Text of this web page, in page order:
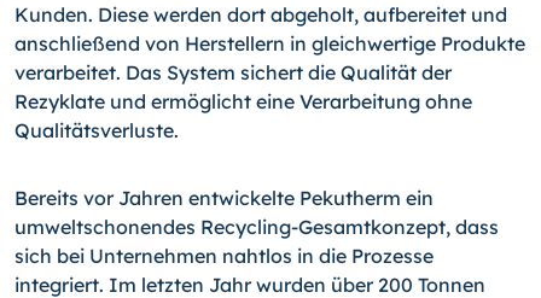
Kunden. Diese werden dort abgeholt, aufbereitet und
anschließend von Herstellern in gleichwertige Produkte
verarbeitet. Das System sichert die Qualität der
Rezyklate und ermöglicht eine Verarbeitung ohne
Qualitätsverluste.
Bereits vor Jahren entwickelte Pekutherm ein
umweltschonendes Recycling-Gesamtkonzept, dass
sich bei Unternehmen nahtlos in die Prozesse
integriert. Im letzten Jahr wurden über 200 Tonnen